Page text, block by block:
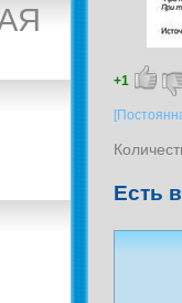
+1
Есть